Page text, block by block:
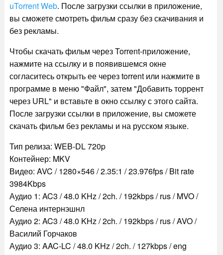
uTorrent Web. После загрузки ссылки в приложение,
вы сможете смотреть фильм сразу без скачивания и
без рекламы.
Чтобы скачать фильм через Torrent-приложение,
нажмите на ссылку и в появившемся окне
согласитесь открыть ее через torrent или нажмите в
программе в меню "Файл", затем "Добавить торрент
через URL" и вставьте в окно ссылку с этого сайта.
После загрузки ссылки в приложение, вы сможете
скачать фильм без рекламы и на русском языке.
Тип релиза: WEB-DL 720p
Контейнер: MKV
Видео: AVC / 1280×546 / 2.35:1 / 23.976fps / Bit rate
3984Kbps
Аудио 1: AC3 / 48.0 KHz / 2ch. / 192kbps / rus / MVO /
Селена интернэшнл
Аудио 2: AC3 / 48.0 KHz / 2ch. / 192kbps / rus / AVO /
Василий Горчаков
Аудио 3: AAC-LC / 48.0 KHz / 2ch. / 127kbps / eng